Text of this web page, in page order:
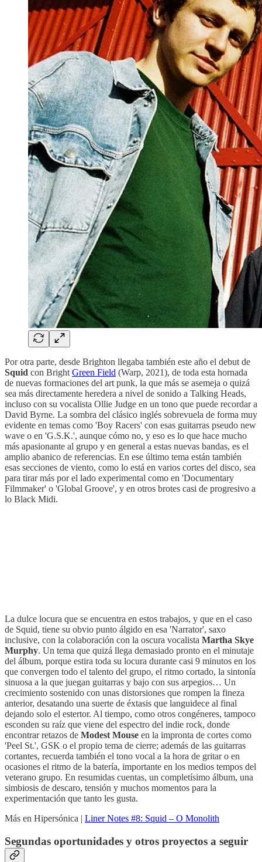
Por otra parte, desde Brighton llegaba también este año el debut de
Squid con Bright Green Field (Warp, 2021), de toda esta hornada
de nuevas formaciones del art punk, la que más se asemeja o quizá
sea más directamente heredera a nivel de sonido a Talking Heads,
incluso con su vocalista Ollie Judge en un tono que puede recordar a
David Byrne. La sombra del clásico inglés sobrevuela de forma muy
evidente en temas como 'Boy Racers' con esas guitarras pseudo new
wave o en 'G.S.K.', aunque cómo no, y eso es lo que hace mucho
más apasionante al grupo y en general a estas nuevas bandas, es el
amplio abanico de referencias. En ese último tema están también
esas secciones de viento, como lo está en varios cortes del disco, sea
para tirar más por el lado experimental como en 'Documentary
Filmmaker' o 'Global Groove', y en otros brotes casi de progresivo a
lo Black Midi.
La dulce locura que se encuentra en estos trabajos, y que en el caso
de Squid, tiene su obvio punto álgido en esa 'Narrator', saxo
inclusive, con la colaboración con la oscura vocalista Martha Skye
Murphy. Un tema que quizá llega demasiado pronto en el minutaje
del álbum, porque estira toda su locura durante casi 9 minutos en los
que convergen todo el talento del grupo, el ritmo cortado, la sintonía
sinuosa a la que juegan guitarras y bajo con sus arpegios… Un
crecimiento sostenido con unas distorsiones que rompen la fineza
anterior, desatando una suerte de éxtasis que languidece al final
dejando solo el estertor. Al tiempo, como otros congéneres, tampoco
esconden su raíz que viene del espectro del indie rock, donde
encontrar retazos de Modest Mouse en la impronta de cortes como
'Peel St.', GSK o el propio tema de cierre; además de las guitarras
cortantes, recuerda también el tono vocal a la hora de gritar o en
ocasiones el ritmo de la batería, importante en los medios tempos del
veterano grupo. En resumidas cuentas, un completísimo álbum, una
simbiosis de descaro, tensión y muchos momentos para la
experimentación que tanto les gusta.
Más en Hipersónica | Liner Notes #8: Squid – O Monolith
Segundas oportunidades y otros proyectos a seguir